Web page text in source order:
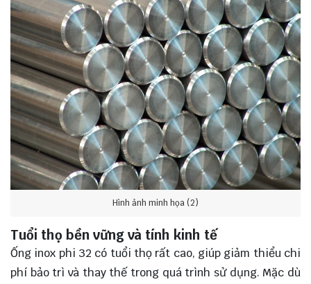
Hình ảnh minh họa (2)
Tuổi thọ bền vững và tính kinh tế
Ống inox phi 32 có tuổi thọ rất cao, giúp giảm thiểu chi
phí bảo trì và thay thế trong quá trình sử dụng. Mặc dù